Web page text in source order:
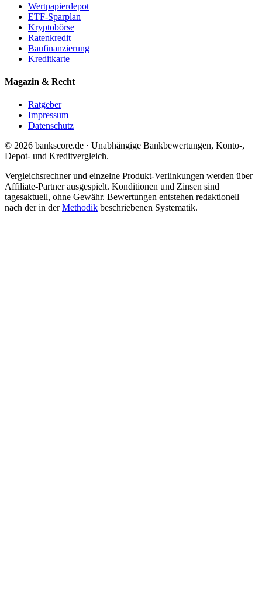
Wertpapierdepot
ETF-Sparplan
Kryptobörse
Ratenkredit
Baufinanzierung
Kreditkarte
Magazin & Recht
Ratgeber
Impressum
Datenschutz
© 2026 bankscore.de · Unabhängige Bankbewertungen, Konto-,
Depot- und Kreditvergleich.
Vergleichsrechner und einzelne Produkt-Verlinkungen werden über
Affiliate-Partner ausgespielt. Konditionen und Zinsen sind
tagesaktuell, ohne Gewähr. Bewertungen entstehen redaktionell
nach der in derMethodik beschriebenen Systematik.